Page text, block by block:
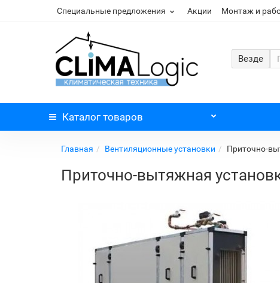
Специальные предложения Акции Монтаж и
Везде
Каталог товаров
Главная Вентиляционные установки Приточно-
Приточно-вытяжная